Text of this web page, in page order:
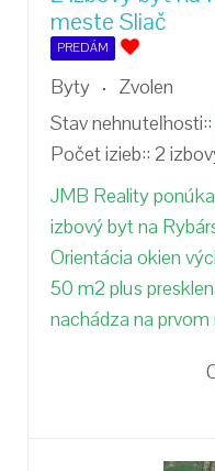
meste Sliač
PREDÁM
Byty
Zvolen
Stav nehnuteľnosti::
Počet izieb:: 2
JMB Reality
izbový byt na
Orientácia okien
50 m2 plus
nachádza na prvom